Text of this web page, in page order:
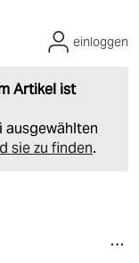
Artikel ist
sie zu finden.
einloggen